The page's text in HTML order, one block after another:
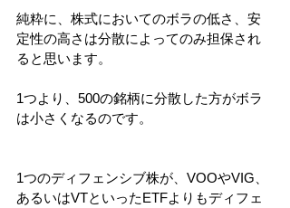
純粋に、株式においてのボラの低さ、安
定性の高さは分散によってのみ担保され
ると思います。
1つより、500の銘柄に分散した方がボラ
は小さくなるのです。
1つのディフェンシブ株が、VOOやVIG、
あるいはVTといったETFよりもディフェ